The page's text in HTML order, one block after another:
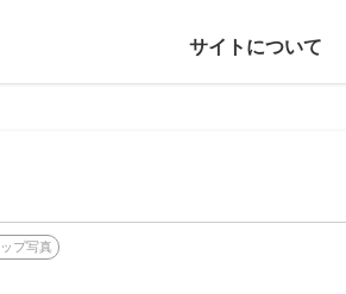
サイトについて
プ写真